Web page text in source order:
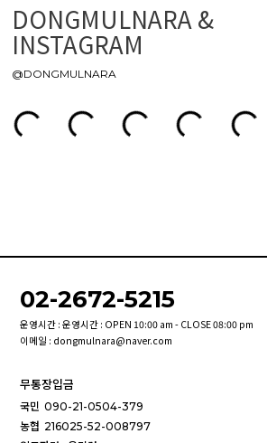
DONGMULNARA &
INSTAGRAM
@DONGMULNARA
02-2672-5215
운영시간 : 운영시간 : OPEN 10:00 am - CLOSE 08:00 pm
이메일 : dongmulnara@naver.com
무통장입금
국민 090-21-0504-379
농협 216025-52-008797